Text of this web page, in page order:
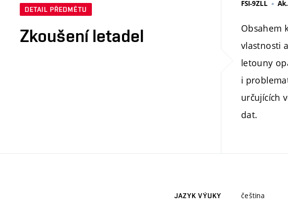
DETAIL PŘEDMĚTU
Zkoušení letadel
FSI-9ZLL
Obsahem
vlastnosti
letouny
i
určujících
dat.
JAZYK VÝUKY čeština